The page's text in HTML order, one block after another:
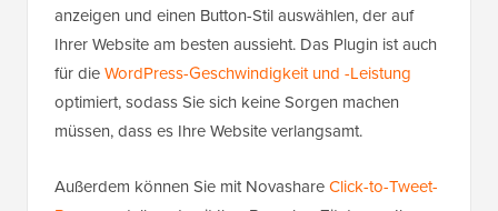
anzeigen und einen Button-Stil auswählen, der auf
Ihrer Website am besten aussieht. Das Plugin ist auch
für dieWordPress-Geschwindigkeit und -Leistung
optimiert, sodass Sie sich keine Sorgen machen
müssen, dass es Ihre Website verlangsamt.
Außerdem können Sie mit NovashareClick-to-Tweet-